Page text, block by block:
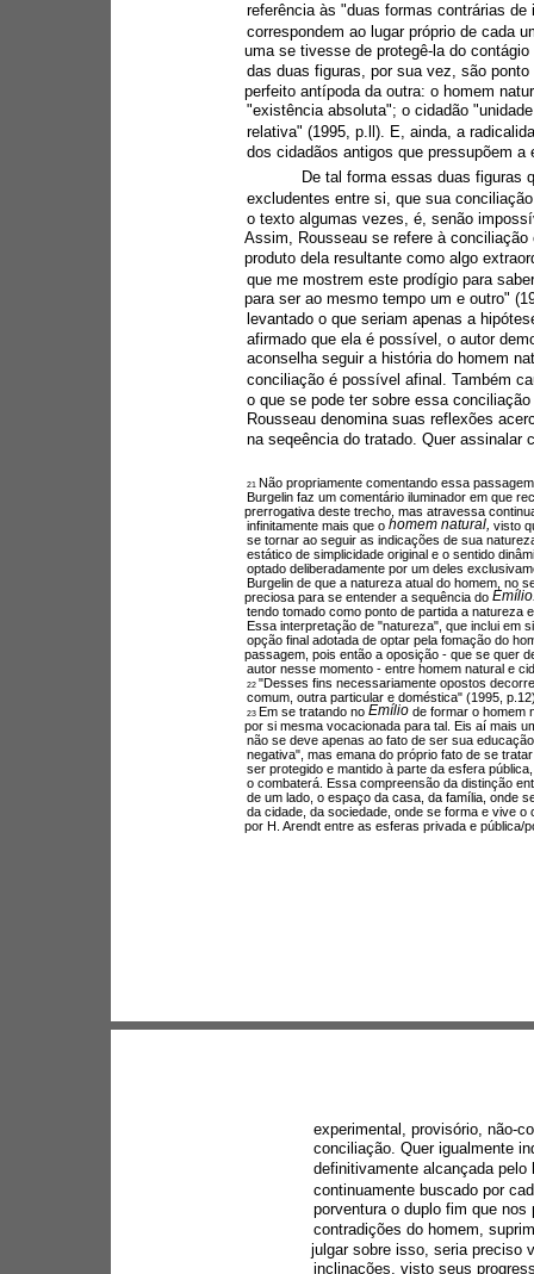
referência às "duas formas contrárias
correspondem ao lugar próprio de cada
uma se tivesse de protegê-la do
das duas figuras, por sua vez, são
perfeito antípoda da outra: o homem
"existência absoluta"; o cidadão
relativa" (1995, p.ll). E, ainda, a
dos cidadãos antigos que pressupõem a
De tal forma essas duas figuras
excludentes entre si, que sua
o texto algumas vezes, é, senão
Assim, Rousseau se refere à
produto dela resultante como algo
que me mostrem este prodígio para
para ser ao mesmo tempo um e outro"
levantado o que seriam apenas a
afirmado que ela é possível, o autor
aconselha seguir a história do homem
conciliação é possível afinal. Também
o que se pode ter sobre essa
Rousseau denomina suas reflexões
na seqeência do tratado. Quer assinalar
21 Não propriamente comentando essa
Burgelin faz um comentário iluminador em que
prerrogativa deste trecho, mas atravessa
infinitamente mais que o homem natural, visto
se tornar ao seguir as indicações de sua
estático de simplicidade original e o sentido
optado deliberadamente por um deles
Burgelin de que a natureza atual do homem, no
preciosa para se entender a sequência do
tendo tomado como ponto de partida a natureza
Essa interpretação de "natureza", que inclui em
opção final adotada de optar pela fomação do
passagem, pois então a oposição - que se quer
autor nesse momento - entre homem natural e
22 "Desses fins necessariamente opostos
comum, outra particular e doméstica" (1995,
23 Em se tratando no Emílio de formar o homem
por si mesma vocacionada para tal. Eis aí mais
não se deve apenas ao fato de ser sua
negativa", mas emana do próprio fato de se
ser protegido e mantido à parte da esfera
o combaterá. Essa compreensão da distinção
de um lado, o espaço da casa, da família, onde
da cidade, da sociedade, onde se forma e vive
por H. Arendt entre as esferas privada e pública/
experimental, provisório, não-
conciliação. Quer igualmente
definitivamente alcançada
continuamente buscado por
porventura o duplo fim que
contradições do homem,
julgar sobre isso, seria preciso
inclinações, visto seus